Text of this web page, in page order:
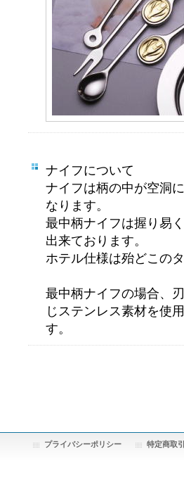
ナイフについて
ナイフは柄の中が空洞
なります。
最中柄ナイフは握り易
出来ております。
ホテル仕様は殆どこの
最中柄ナイフの場合、
じステンレス素材を使
す。
プライバシーポリシー 特定商取